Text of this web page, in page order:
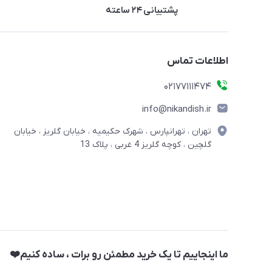
پشتیبانی ۲۴ ساعته
اطلاعات تماس
02177111474
info@nikandish.ir
تهران ، تهرانپارس ، شهرک حکیمیه ، خیابان گلریز ، خیابان
گلچین ، کوچه گلریز 4 غربی ، پلاک 13
ما اینجاییم تا یک خرید مطمئن رو برات ، ساده کنیم❤️